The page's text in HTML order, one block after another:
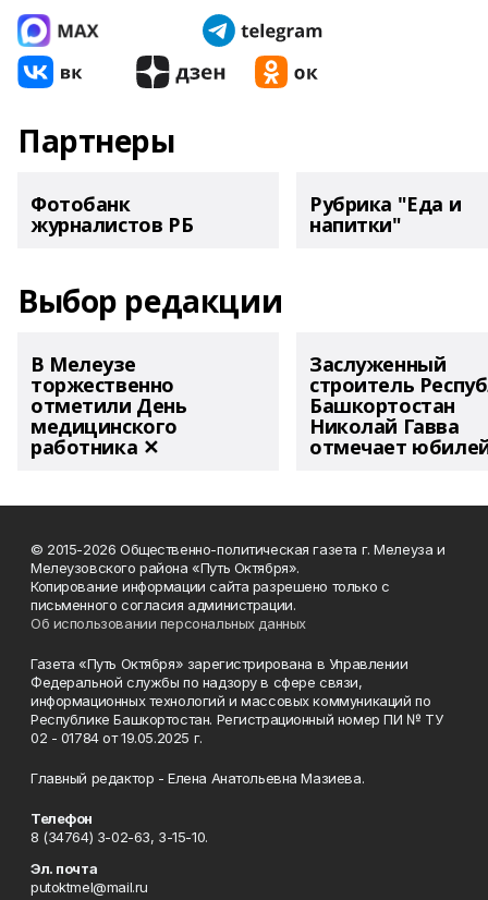
Партнеры
Фотобанк
журналистов РБ
Рубрика "Еда и
напитки"
Выбор редакции
В Мелеузе
торжественно
отметили День
медицинского
работника ✕
Заслуженный
строитель
Башкортостан
Николай Гавва
отмечает
© 2015-2026 Общественно-политическая газета г. Мелеуза и
Мелеузовского района «Путь Октября».
Копирование информации сайта разрешено только с
письменного согласия администрации.
Об использовании персональных данных
Газета «Путь Октября» зарегистрирована в Управлении
Федеральной службы по надзору в сфере связи,
информационных технологий и массовых коммуникаций по
Республике Башкортостан. Регистрационный номер ПИ № ТУ
02 - 01784 от 19.05.2025 г.
Главный редактор - Елена Анатольевна Мазиева.
Телефон
8 (34764) 3-02-63, 3-15-10.
Эл. почта
putoktmel@mail.ru